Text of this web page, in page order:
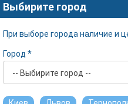
по
270.67 грн.
ДЕПРАТАЛ
№28
АДАМЕД
Выбирите город
При выборе города наличие и
Город *
-- Выбирите город --